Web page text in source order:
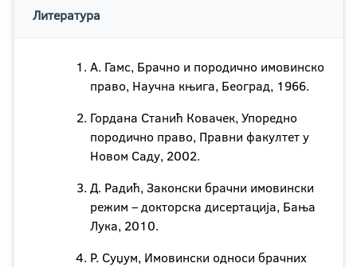
Литература
А. Гамс, Брачно и породично имовинско
право, Научна књига, Београд, 1966.
Гордана Станић Ковачек, Упоредно
породично право, Правни факултет у
Новом Саду, 2002.
Д. Радић, Законски брачни имовински
режим – докторска дисертација, Бања
Лука, 2010.
Р. Суџум, Имовински односи брачних